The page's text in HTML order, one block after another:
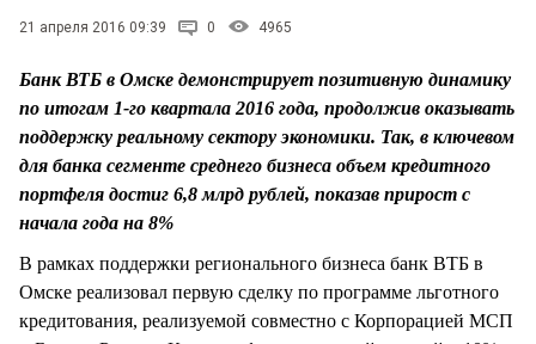
21 апреля 2016 09:39 0 4965
Банк ВТБ в Омске демонстрирует позитивную динамику
по итогам 1-го квартала 2016 года, продолжив оказывать
поддержку реальному сектору экономики. Так, в ключевом
для банка сегменте среднего бизнеса объем кредитного
портфеля достиг 6,8 млрд рублей, показав прирост с
начала года на 8%
В рамках поддержки регионального бизнеса банк ВТБ в
Омске реализовал первую сделку по программе льготного
кредитования, реализуемой совместно с Корпорацией МСП